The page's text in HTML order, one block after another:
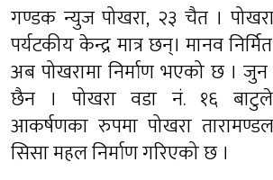
गण्डक न्युज पोखरा, २३ चैत ।
पर्यटकीय केन्द्र मात्र छन्। मानव
अब पोखरामा निर्माण भएको छ ।
छैन । पोखरा वडा नं. १६
आकर्षणका रुपमा पोखरा
सिसा महल निर्माण गरिएको छ ।